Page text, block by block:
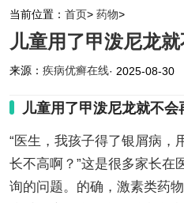
当前位置： 首页> 药物>
儿童用了甲泼尼龙
来源： 疾病优癣在线· 2025-08-30
儿童用了甲泼尼龙就不会
“医生，我孩子得了银屑病，
长不高啊？”这是很多家长在
询的问题。的确，激素类药